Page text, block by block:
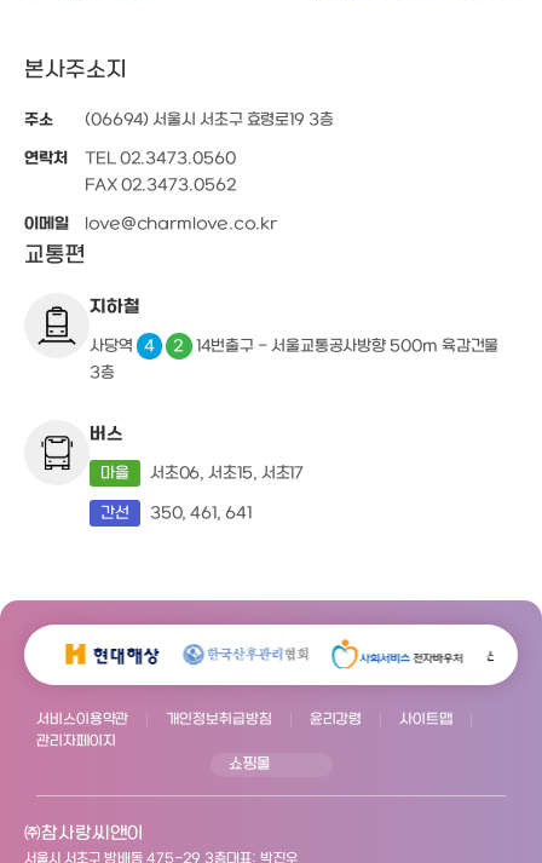
주소
본사주소지
주소 (06694) 서울시 서초구 효령로19 3층
연락처
TEL 02.3473.0560
FAX 02.3473.0562
이메일 love@charmlove.co.kr
교통편
지하철
사당역 4 2 14번출구 - 서울교통공사방향 500m 육감건물
3층
버스
마을 서초06, 서초15, 서초17
간선 350, 461, 641
서비스이용약관 개인정보취급방침 윤리강령
사이트맵
관리자페이지
쇼핑몰
㈜참사랑씨앤이
서울시 서초구 방배동 475-29 3층대표: 박진우